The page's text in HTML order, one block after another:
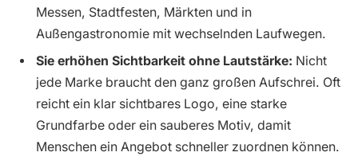
Messen, Stadtfesten, Märkten und in
Außengastronomie mit wechselnden Laufwegen.
Sie erhöhen Sichtbarkeit ohne Lautstärke: Nicht
jede Marke braucht den ganz großen Aufschrei. Oft
reicht ein klar sichtbares Logo, eine starke
Grundfarbe oder ein sauberes Motiv, damit
Menschen ein Angebot schneller zuordnen können.